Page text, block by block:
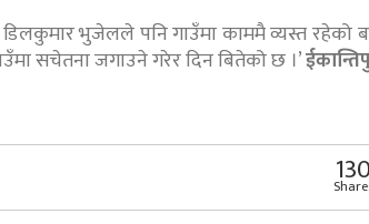
भुजेलले पनि गाउँमा काममै व्यस्त रहेको
सचेतना जगाउने गरेर दिन बितेको छ ।’
130